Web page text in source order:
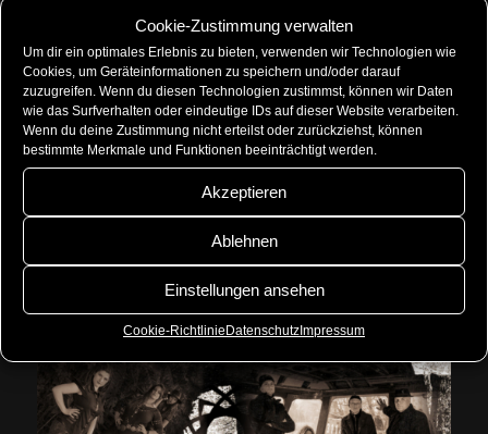
Cookie-Zustimmung verwalten
Um dir ein optimales Erlebnis zu bieten, verwenden wir Technologien wie
Cookies, um Geräteinformationen zu speichern und/oder darauf
zuzugreifen. Wenn du diesen Technologien zustimmst, können wir Daten
wie das Surfverhalten oder eindeutige IDs auf dieser Website verarbeiten.
Wenn du deine Zustimmung nicht erteilst oder zurückziehst, können
bestimmte Merkmale und Funktionen beeinträchtigt werden.
Akzeptieren
Ablehnen
Einstellungen ansehen
Cookie-Richtlinie Datenschutz Impressum